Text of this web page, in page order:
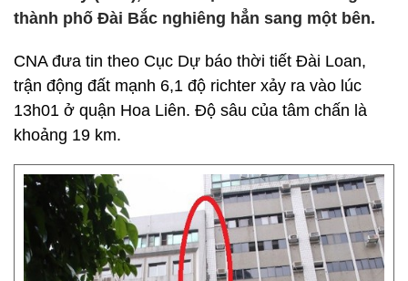
thành phố Đài Bắc nghiêng hẳn sang một bên.
CNA đưa tin theo Cục Dự báo thời tiết Đài Loan,
trận động đất mạnh 6,1 độ richter xảy ra vào lúc
13h01 ở quận Hoa Liên. Độ sâu của tâm chấn là
khoảng 19 km.